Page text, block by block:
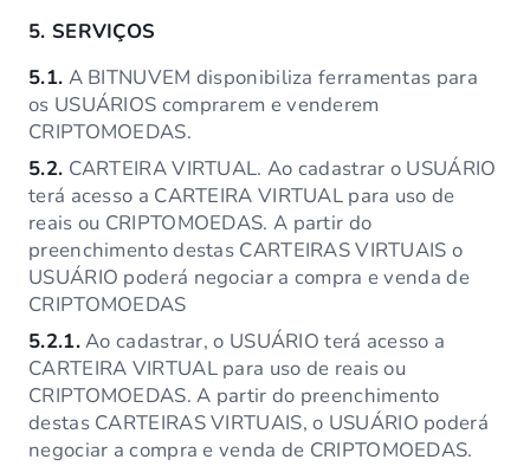
5. SERVIÇOS
5.1. A BITNUVEM disponibiliza ferramentas para
os USUÁRIOS comprarem e venderem
CRIPTOMOEDAS.
5.2. CARTEIRA VIRTUAL. Ao cadastrar o USUÁRIO
terá acesso a CARTEIRA VIRTUAL para uso de
reais ou CRIPTOMOEDAS. A partir do
preenchimento destas CARTEIRAS VIRTUAIS o
USUÁRIO poderá negociar a compra e venda de
CRIPTOMOEDAS
5.2.1.Ao cadastrar, o USUÁRIO terá acesso a
CARTEIRA VIRTUAL para uso de reais ou
CRIPTOMOEDAS. A partir do preenchimento
destas CARTEIRAS VIRTUAIS, o USUÁRIO poderá
negociar a compra e venda de CRIPTOMOEDAS.